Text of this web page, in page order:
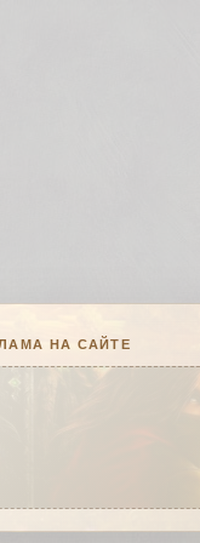
НА САЙТЕ